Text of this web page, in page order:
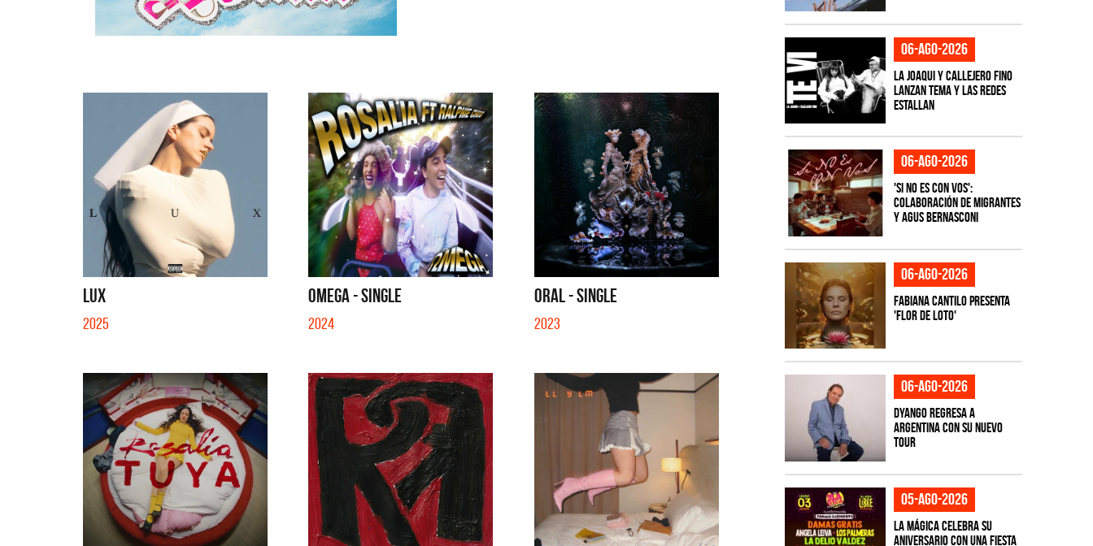
LUX
2025
OMEGA - SINGLE
2024
ORAL - SINGLE
2023
06-ago-2026
La Joaqui y Callejero Fino
lanzan tema y las redes
estallan
06-ago-2026
'Si No Es Con Vos':
colaboración de Migrantes
y Agus Bernasconi
06-ago-2026
Fabiana Cantilo presenta
'Flor de Loto'
06-ago-2026
Dyango regresa a
Argentina con su nuevo
tour
05-ago-2026
La Mágica celebra su
aniversario con una fiesta